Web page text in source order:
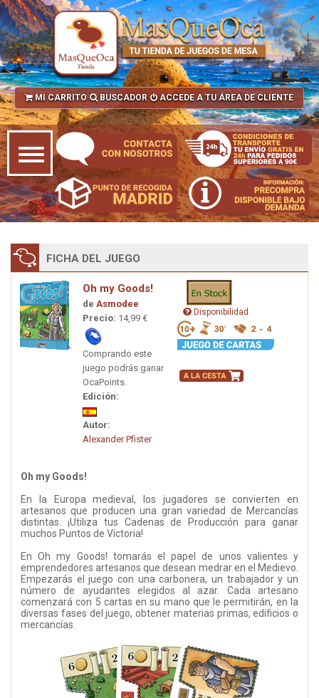
MI CARRITO BUSCADOR ACCEDE A TU ÁREA DE CLIENTE
FICHA DEL JUEGO
Oh my Goods!
de Asmodee
Precio: 14,99 €
Comprando este
juego podrás ganar
OcaPoints.
Edición:
Autor:
Alexander Pfister
Disponibilidad
Oh my Goods!
En la Europa medieval, los jugadores se convierten en
artesanos que producen una gran variedad de Mercancías
distintas. ¡Utiliza tus Cadenas de Producción para ganar
muchos Puntos de Victoria!
En Oh my Goods! tomarás el papel de unos valientes y
emprendedores artesanos que desean medrar en el Medievo.
Empezarás el juego con una carbonera, un trabajador y un
número de ayudantes elegidos al azar. Cada artesano
comenzará con 5 cartas en su mano que le permitirán, en la
diversas fases del juego, obtener materias primas, edificios o
mercancías.